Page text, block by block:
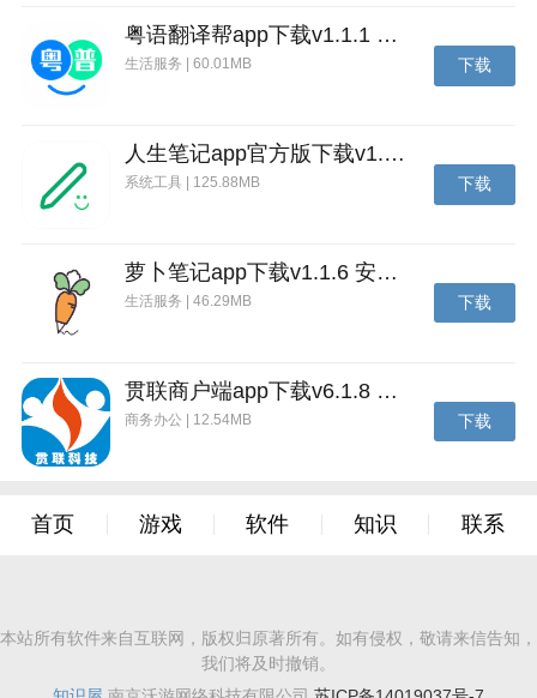
粤语翻译帮app下载v1.1.1 安卓版
生活服务 | 60.01MB 下载
人生笔记app官方版下载v1.19.4 安卓版
系统工具 | 125.88MB 下载
萝卜笔记app下载v1.1.6 安卓版
生活服务 | 46.29MB 下载
贯联商户端app下载v6.1.8 安卓版
商务办公 | 12.54MB 下载
首页 游戏 软件 知识 联系
本站所有软件来自互联网，版权归原著所有。如有侵权，敬请来信告知，
我们将及时撤销。